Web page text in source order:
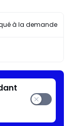
à la demande